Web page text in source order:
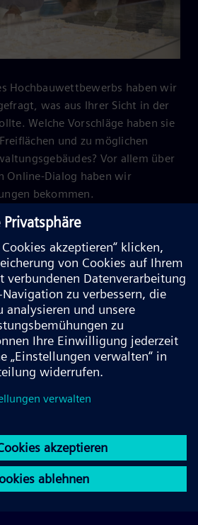
Hochbauwettbewerbs haben wir
was aus Ihrer Sicht in der
Welche Vorschläge haben sie
und zu möglichen
Vor allem über
Online-Dialog haben wir
bekommen.